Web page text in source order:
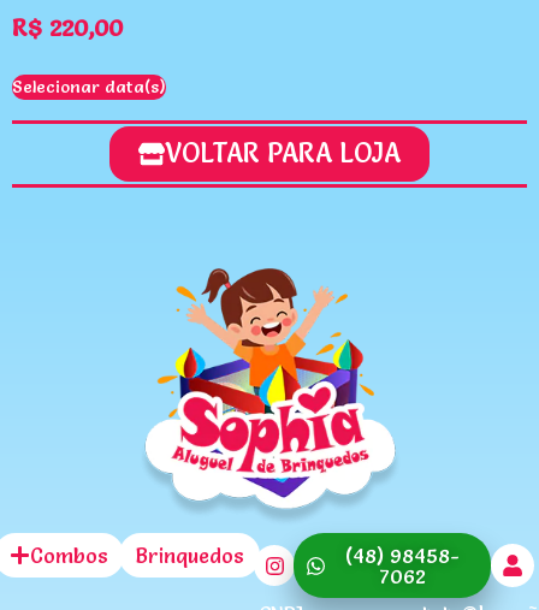
R$ 220,00
Selecionar data(s)
VOLTAR PARA LOJA
Combos Brinquedos
(48) 98458-
7062